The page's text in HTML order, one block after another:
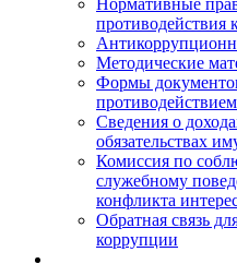
Нормативные
противодействия
Методические
Формы
Сведения о
обязательствах
Комиссия по
служебному
конфликта
Обратная связь
коррупции